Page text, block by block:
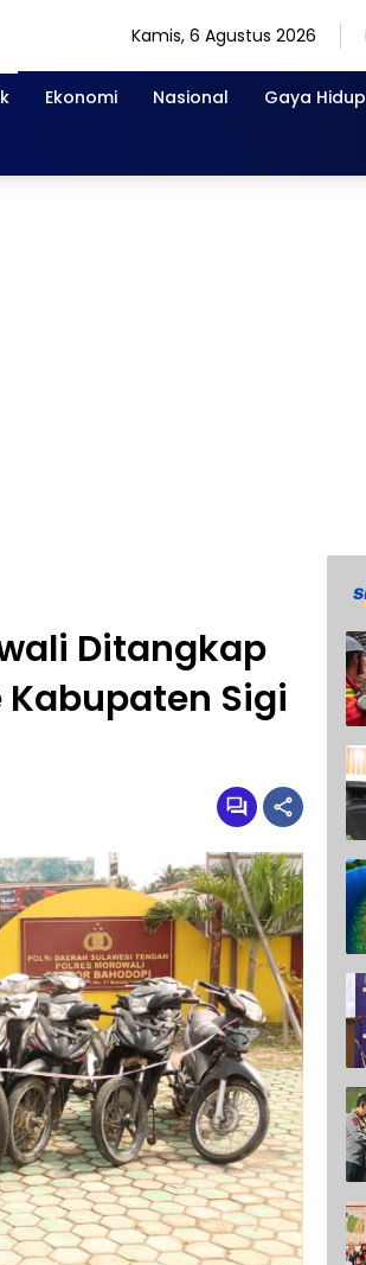
Kamis, 6 Agustus 2026
Ekonomi Nasional Gaya Hidup
Ditangkap
Kabupaten Sigi